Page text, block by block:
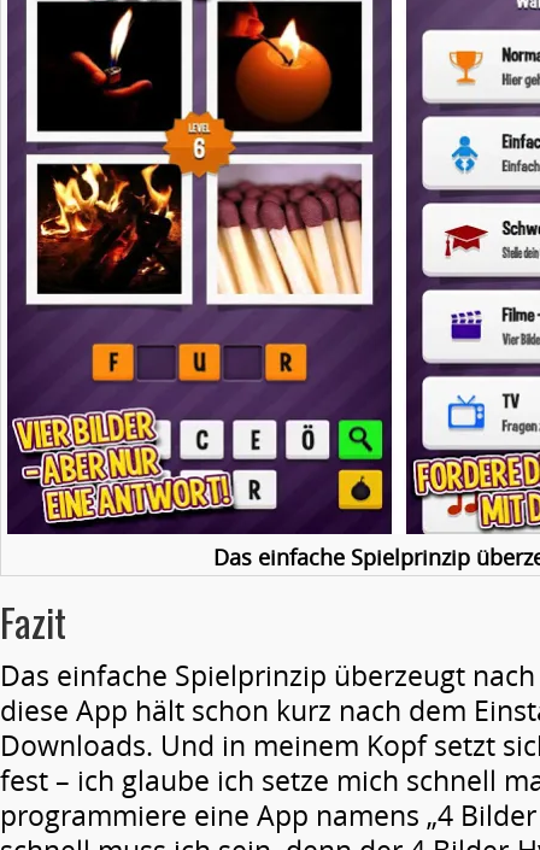
Das einfache Spielprinzip
Fazit
Das einfache Spielprinzip überzeugt
diese App hält schon kurz nach dem
Downloads. Und in meinem Kopf setzt
fest – ich glaube ich setze mich schnell
programmiere eine App namens „4 Bilder